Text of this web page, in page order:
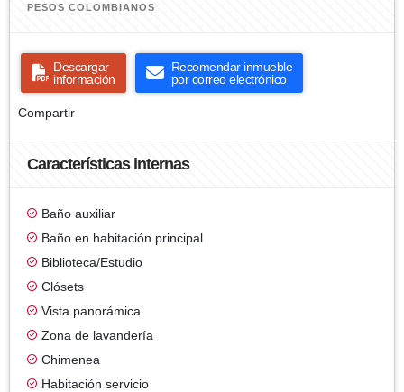
PESOS COLOMBIANOS
Descargar
información
Recomendar inmueble
por correo electrónico
Compartir
Características internas
Baño auxiliar
Baño en habitación principal
Biblioteca/Estudio
Clósets
Vista panorámica
Zona de lavandería
Chimenea
Habitación servicio